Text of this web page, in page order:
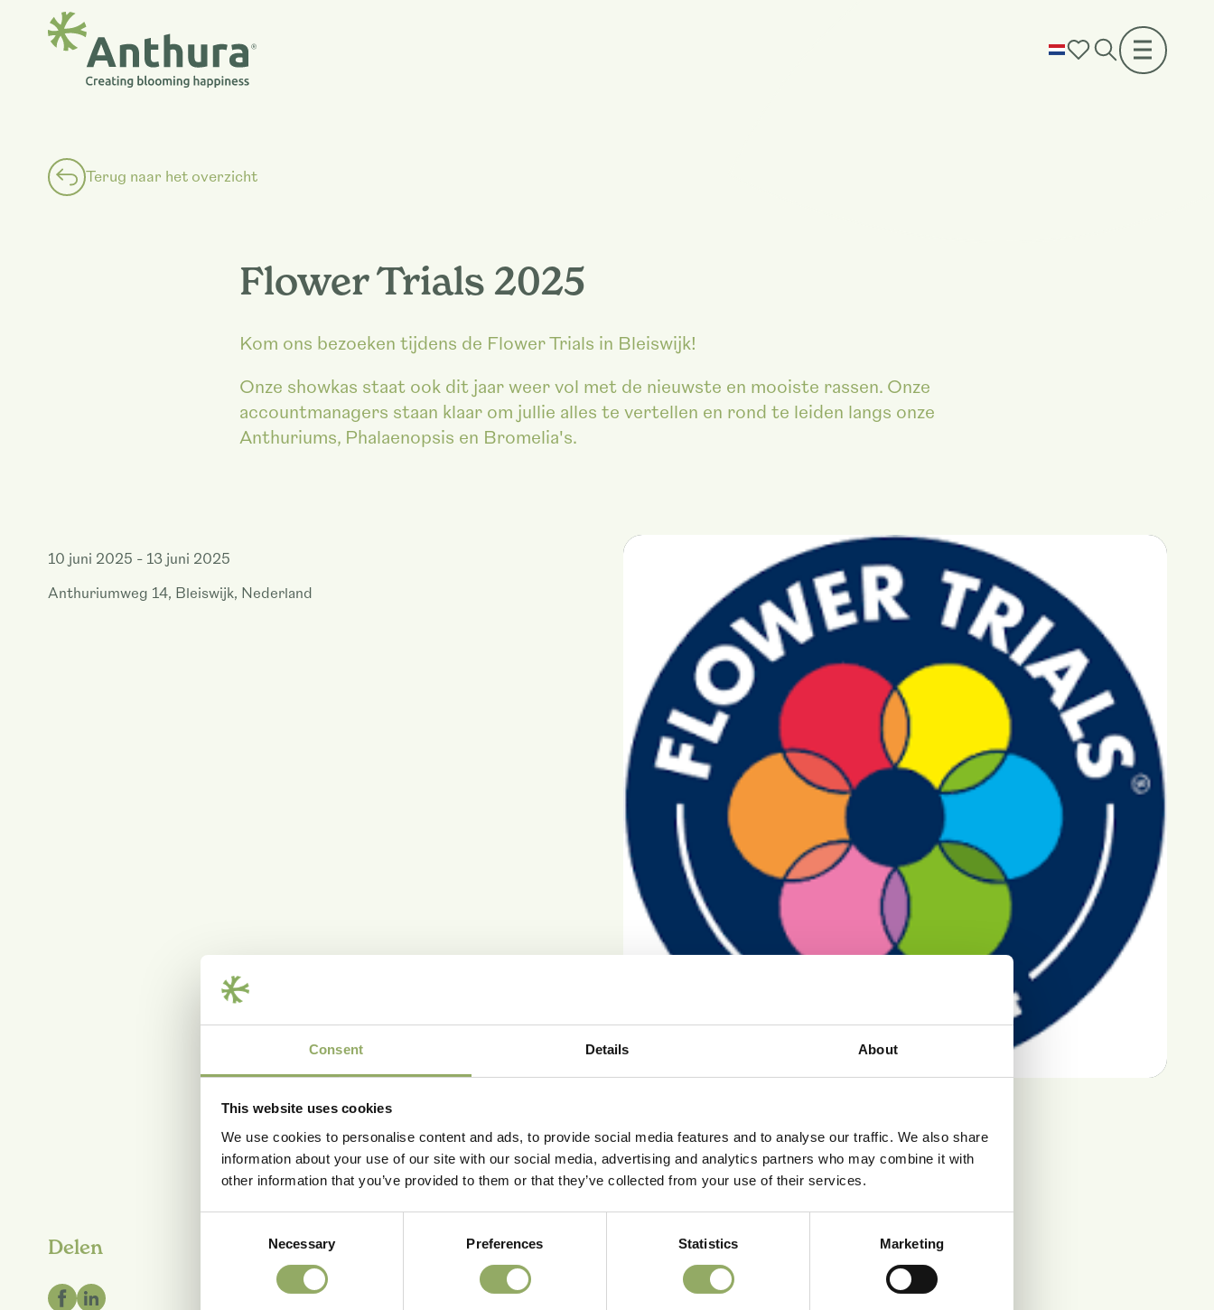
Consent Details About
This website uses cookies
We use cookies to personalise content and ads, to provide social media features and to analyse our traffic. We also share
information about your use of our site with our social media, advertising and analytics partners who may combine it with
other information that you’ve provided to them or that they’ve collected from your use of their services.
Necessary Preferences Statistics Marketing
Terug naar het overzicht
Flower Trials 2025
Kom ons bezoeken tijdens de Flower Trials in Bleiswijk!
Onze showkas staat ook dit jaar weer vol met de nieuwste en mooiste rassen. Onze
accountmanagers staan klaar om jullie alles te vertellen en rond te leiden langs onze
Anthuriums, Phalaenopsis en Bromelia's.
10 juni 2025 - 13 juni 2025
Anthuriumweg 14, Bleiswijk, Nederland
Delen